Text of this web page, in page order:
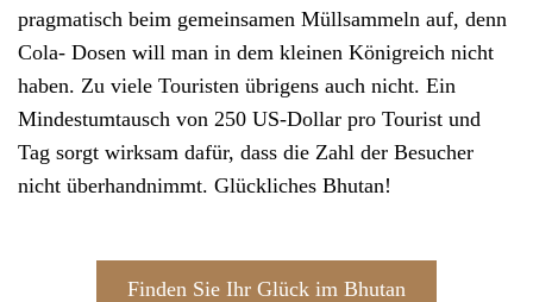
pragmatisch beim gemeinsamen Müllsammeln auf, denn
Cola- Dosen will man in dem kleinen Königreich nicht
haben. Zu viele Touristen übrigens auch nicht. Ein
Mindestumtausch von 250 US-Dollar pro Tourist und
Tag sorgt wirksam dafür, dass die Zahl der Besucher
nicht überhandnimmt. Glückliches Bhutan!
Finden Sie Ihr Glück im Bhutan